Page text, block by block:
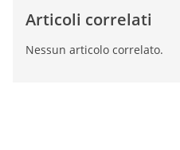
Articoli correlati
Nessun articolo correlato.